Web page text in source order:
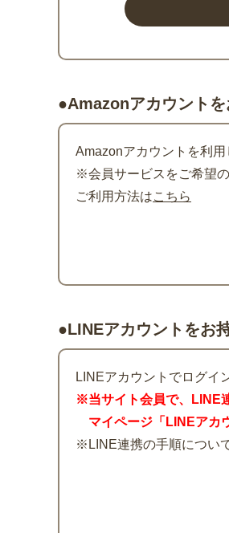
●Amazonアカウント
Amazonアカウントを利
※会員サービスをご希望
ご利用方法はこちら
●LINEアカウントをお
LINEアカウントでログイ
※当サイト会員で、LINE
マイページ「LINEアカ
※LINE連携の手順につい